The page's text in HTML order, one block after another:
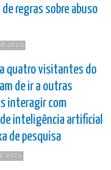
regras sobre abuso
2026
quatro visitantes do
de ir a outras
interagir com
inteligência artificial
de pesquisa
2026